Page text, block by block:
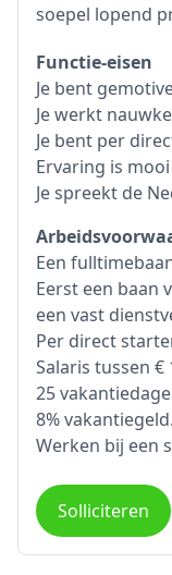
soepel lopend
Functie-eisen
Je bent
Je werkt
Je bent per
Ervaring is
Je spreekt de
Een
Eerst een baan
een vast
Per direct
Salaris tussen €
25
8% vakantiegeld.
Werken bij een
Solliciteren